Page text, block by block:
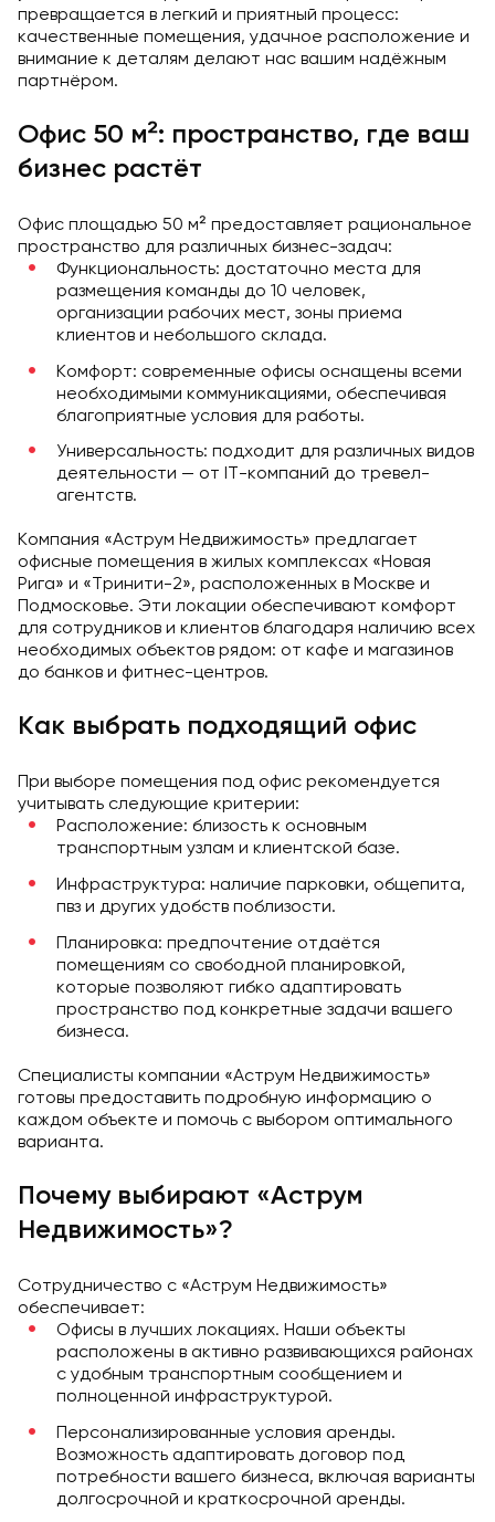
превращается в легкий и приятный процесс:
качественные помещения, удачное расположение и
внимание к деталям делают нас вашим надёжным
партнёром.
Офис 50 м²: пространство, где ваш
бизнес растёт
Офис площадью 50 м² предоставляет рациональное
пространство для различных бизнес-задач:
Функциональность: достаточно места для
размещения команды до 10 человек,
организации рабочих мест, зоны приема
клиентов и небольшого склада.
Комфорт: современные офисы оснащены всеми
необходимыми коммуникациями, обеспечивая
благоприятные условия для работы.
Универсальность: подходит для различных видов
деятельности — от IT-компаний до тревел-
агентств.
Компания «Аструм Недвижимость» предлагает
офисные помещения в жилых комплексах «Новая
Рига» и «Тринити-2», расположенных в Москве и
Подмосковье. Эти локации обеспечивают комфорт
для сотрудников и клиентов благодаря наличию всех
необходимых объектов рядом: от кафе и магазинов
до банков и фитнес-центров.
Как выбрать подходящий офис
При выборе помещения под офис рекомендуется
учитывать следующие критерии:
Расположение: близость к основным
транспортным узлам и клиентской базе.
Инфраструктура: наличие парковки, общепита,
пвз и других удобств поблизости.
Планировка: предпочтение отдаётся
помещениям со свободной планировкой,
которые позволяют гибко адаптировать
пространство под конкретные задачи вашего
бизнеса.
Специалисты компании «Аструм Недвижимость»
готовы предоставить подробную информацию о
каждом объекте и помочь с выбором оптимального
варианта.
Почему выбирают «Аструм
Недвижимость»?
Сотрудничество с «Аструм Недвижимость»
обеспечивает:
Офисы в лучших локациях. Наши объекты
расположены в активно развивающихся районах
с удобным транспортным сообщением и
полноценной инфраструктурой.
Персонализированные условия аренды.
Возможность адаптировать договор под
потребности вашего бизнеса, включая варианты
долгосрочной и краткосрочной аренды.